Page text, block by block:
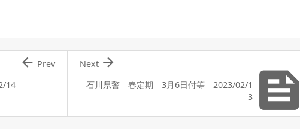

石川県警 春定期 3月6日付等 2023/02/1
3

Next
14
 Prev